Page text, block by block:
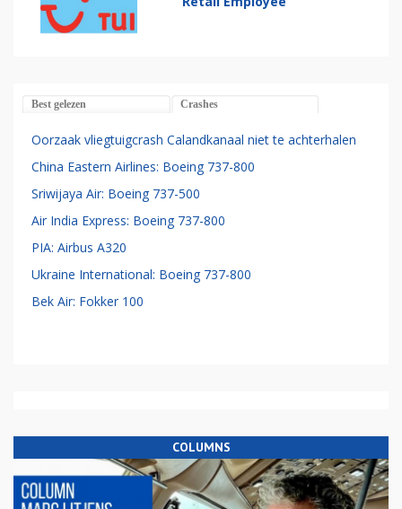
Best gelezen Crashes
Oorzaak vliegtuigcrash Calandkanaal niet te achterhalen
China Eastern Airlines: Boeing 737-800
Sriwijaya Air: Boeing 737-500
Air India Express: Boeing 737-800
PIA: Airbus A320
Ukraine International: Boeing 737-800
Bek Air: Fokker 100
COLUMNS